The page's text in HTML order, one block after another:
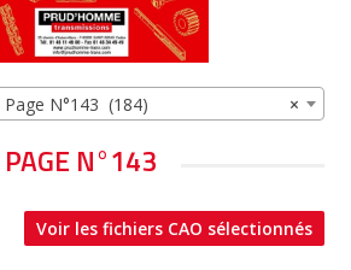
×
Page N°143 (184)
PAGE N°143
Voir les fichiers CAO sélectionnés